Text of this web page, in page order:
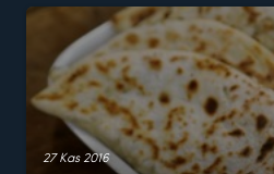
27 Kas 2016